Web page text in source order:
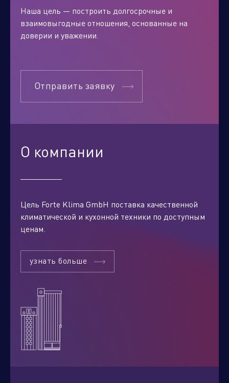
Наша цель — построить долгосрочные и
взаимовыгодные отношения, основанные на
доверии и уважении.
Отправить заявку
О компании
Цель Forte Klima GmbH поставка качественной
климатической и кухонной техники по доступным
ценам.
узнать больше